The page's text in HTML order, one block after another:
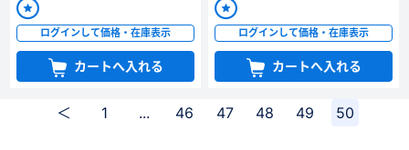
ログインして価格・在庫表示
カートへ入れる
ログインして価格・在庫表示
カートへ入れる
＜ 1 ... 46 47 48 49 50